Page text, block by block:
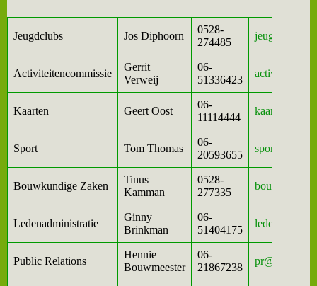
Jeugdclubs Jos Diphoorn
0528-
274485
Activiteitencommissie
Gerrit
Verweij
06-
51336423
Kaarten Geert Oost
06-
11114444
Sport Tom Thomas
06-
20593655
Bouwkundige Zaken
Tinus
Kamman
0528-
277335
Ledenadministratie
Ginny
Brinkman
06-
51404175
Public Relations
Hennie
Bouwmeester
06-
21867238